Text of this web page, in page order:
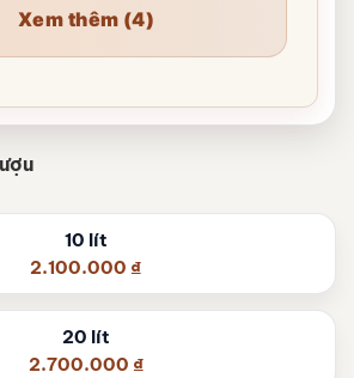
Xem thêm (4)
10 lít
2.100.000 ₫
20 lít
2.700.000 ₫